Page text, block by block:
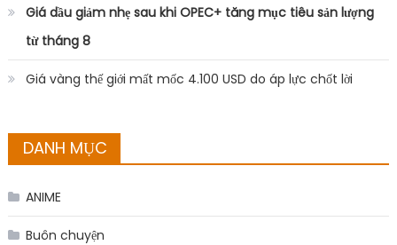
Giá dầu giảm nhẹ sau khi OPEC+ tăng mục tiêu sản lượng
từ tháng 8
Giá vàng thế giới mất mốc 4.100 USD do áp lực chốt lời
DANH MỤC
ANIME
Buôn chuyện